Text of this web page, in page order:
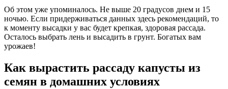
Об этом уже упоминалось. Не выше 20 градусов днем и 15
ночью. Если придерживаться данных здесь рекомендаций, то
к моменту высадки у вас будет крепкая, здоровая рассада.
Осталось выбрать лень и высадить в грунт. Богатых вам
урожаев!
Как вырастить рассаду капусты из
семян в домашних условиях